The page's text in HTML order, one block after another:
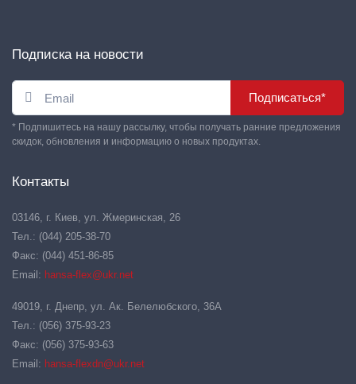
Подписка на новости
Подписаться*
* Подпишитесь на нашу рассылку, чтобы получать ранние предложения
скидок, обновления и информацию о новых продуктах.
Контакты
03146, г. Киев, ул. Жмеринская, 26
Тел.: (044) 205-38-70
Факс: (044) 451-86-85
Email: hansa-flex@ukr.net
49019, г. Днепр, ул. Ак. Белелюбского, 36А
Тел.: (056) 375-93-23
Факс: (056) 375-93-63
Email: hansa-flexdn@ukr.net